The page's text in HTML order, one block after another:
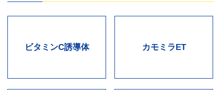
ビタミンC誘導体 カモミラET